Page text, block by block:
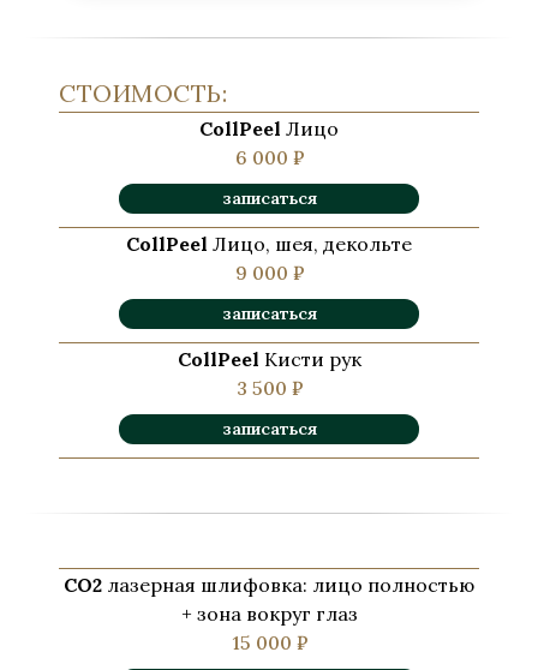
СТОИМОСТЬ:
CollPeel Лицо
6 000 ₽
записаться
CollPeel Лицо, шея, декольте
9 000 ₽
записаться
CollPeel Кисти рук
3 500 ₽
записаться
СО2 лазерная шлифовка: лицо полностью
+ зона вокруг глаз
15 000 ₽